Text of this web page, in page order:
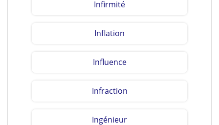
Infirmité
Inflation
Influence
Infraction
Ingénieur